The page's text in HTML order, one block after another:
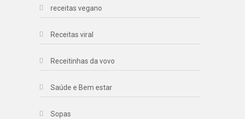
receitas vegano
Receitas viral
Receitinhas da vovo
Saúde e Bem estar
Sopas